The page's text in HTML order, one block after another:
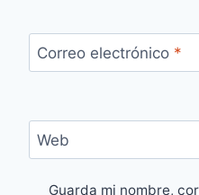
Correo electrónico *
Web
Guarda mi nombre,